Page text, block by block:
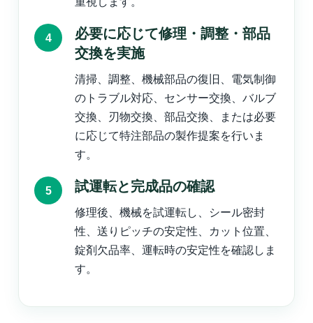
必要に応じて修理・調整・部品
交換を実施
清掃、調整、機械部品の復旧、電気制御
のトラブル対応、センサー交換、バルブ
交換、刃物交換、部品交換、または必要
に応じて特注部品の製作提案を行いま
す。
試運転と完成品の確認
修理後、機械を試運転し、シール密封
性、送りピッチの安定性、カット位置、
錠剤欠品率、運転時の安定性を確認しま
す。